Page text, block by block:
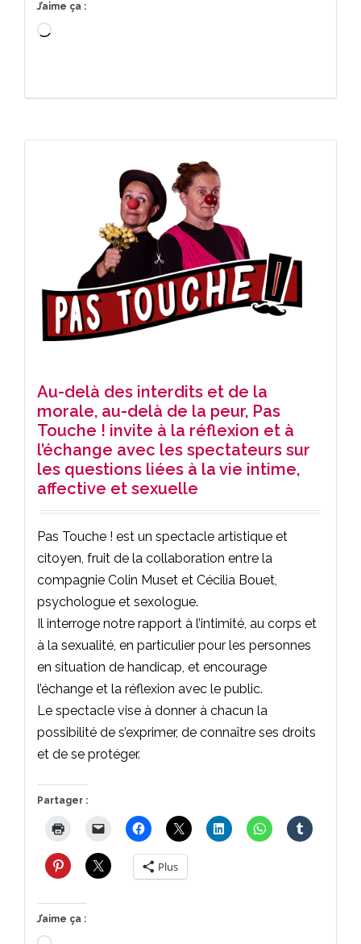
J’aime ça :
Chargement…
Au-delà des interdits et de la
morale, au-delà de la peur, Pas
Touche ! invite à la réflexion et à
l’échange avec les spectateurs sur
les questions liées à la vie intime,
affective et sexuelle
Pas Touche ! est un spectacle artistique et
citoyen, fruit de la collaboration entre la
compagnie Colin Muset et Cécilia Bouet,
psychologue et sexologue.
Il interroge notre rapport à l’intimité, au corps et
à la sexualité, en particulier pour les personnes
en situation de handicap, et encourage
l’échange et la réflexion avec le public.
Le spectacle vise à donner à chacun la
possibilité de s’exprimer, de connaître ses droits
et de se protéger.
Partager :
Plus
J’aime ça :